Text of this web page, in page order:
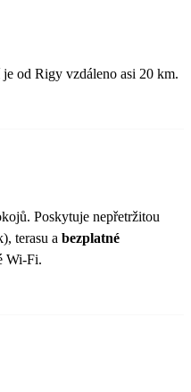
od Rigy vzdáleno asi 20 km.
Poskytuje nepřetržitou
terasu a bezplatné
Wi-Fi.